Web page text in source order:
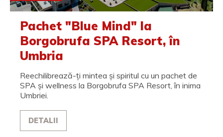
Pachet "Blue Mind" la
Borgobrufa SPA Resort, în
Umbria
Reechilibrează-ți mintea și spiritul cu un pachet de
SPA și wellness la Borgobrufa SPA Resort, în inima
Umbriei.
DETALII